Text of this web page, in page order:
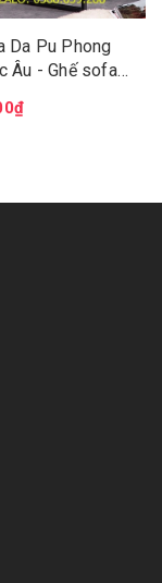
Da Pu Phong
Âu - Ghế sofa
kim loại chắc